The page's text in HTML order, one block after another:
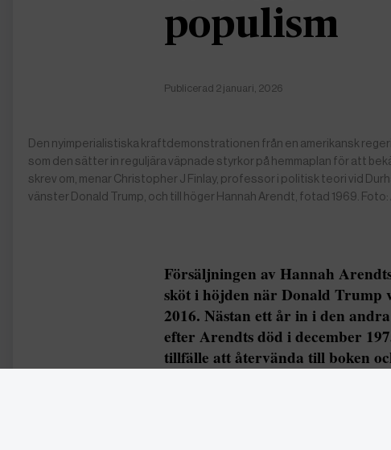
populism
Publicerad 2 januari, 2026